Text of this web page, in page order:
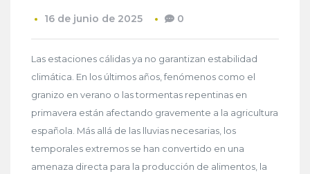
16 de junio de 2025 0
Las estaciones cálidas ya no garantizan estabilidad
climática. En los últimos años, fenómenos como el
granizo en verano o las tormentas repentinas en
primavera están afectando gravemente a la agricultura
española. Más allá de las lluvias necesarias, los
temporales extremos se han convertido en una
amenaza directa para la producción de alimentos, la